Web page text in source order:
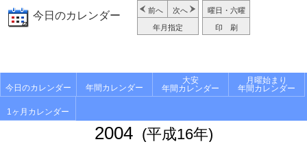
今日のカレンダー 前へ 次へ
年月指定
曜日・六曜
印 刷
今日のカレンダー 年間カレンダー
大安
年間カレンダー
月曜始まり
年間カレンダー
1ヶ月カレンダー
2004 (平成16年)